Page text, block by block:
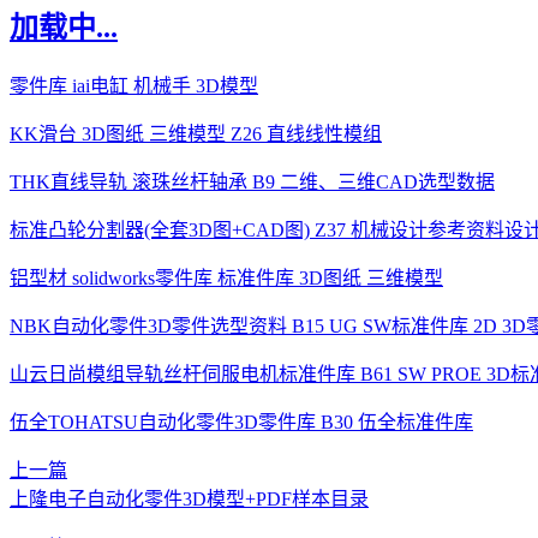
加载中...
零件库 iai电缸 机械手 3D模型
KK滑台 3D图纸 三维模型 Z26 直线线性模组
THK直线导轨 滚珠丝杆轴承 B9 二维、三维CAD选型数据
标准凸轮分割器(全套3D图+CAD图) Z37 机械设计参考资料设
铝型材 solidworks零件库 标准件库 3D图纸 三维模型
NBK自动化零件3D零件选型资料 B15 UG SW标准件库 2D 3D
山云日尚模组导轨丝杆伺服电机标准件库 B61 SW PROE 3D标
伍全TOHATSU自动化零件3D零件库 B30 伍全标准件库
上一篇
上隆电子自动化零件3D模型+PDF样本目录